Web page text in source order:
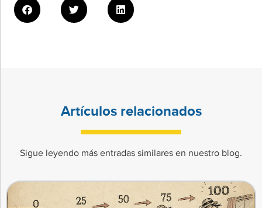
Artículos relacionados
Sigue leyendo más entradas similares en nuestro blog.